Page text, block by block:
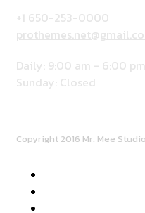
+1 650-253-0000
Daily: 9:00 am - 6:00 pm
Sunday: Closed
Copyright 2016 Mr. Mee Studio